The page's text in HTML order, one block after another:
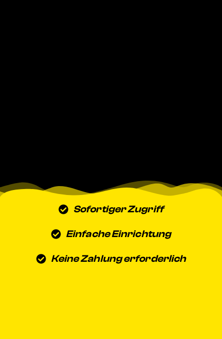
Sofortiger Zugriff
Einfache Einrichtung
Keine Zahlung erforderlich